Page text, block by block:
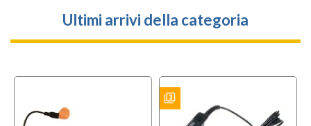
Ultimi arrivi della categoria
filter_3